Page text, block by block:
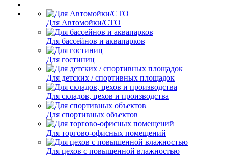
Для Автомойки/СТО
Для бассейнов и аквапарков
Для гостиниц
Для детских / спортивных площадок
Для складов, цехов и производства
Для спортивных объектов
Для торгово-офисных помещений
Для цехов с повышенной влажностью